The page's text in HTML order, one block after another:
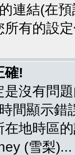
的連結(在
所有的設
確!
沒有問
間顯示
在地時區
(雪梨